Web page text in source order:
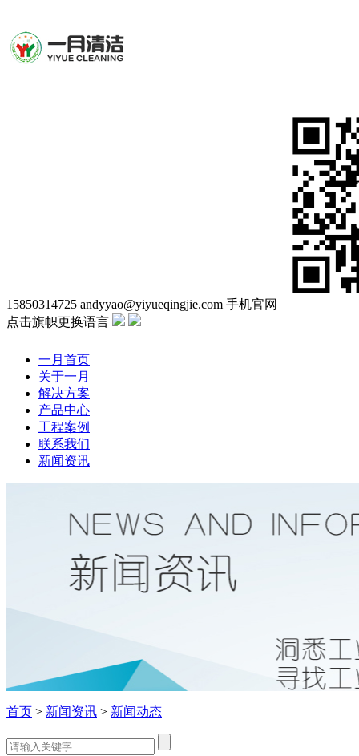
15850314725 andyyao@yiyueqingjie.com 手机官网
点击旗帜更换语言
一月首页
关于一月
解决方案
产品中心
工程案例
联系我们
新闻资讯
首页 > 新闻资讯 > 新闻动态